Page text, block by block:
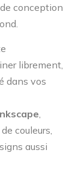
conception
librement,
dans vos
,
couleurs,
aussi